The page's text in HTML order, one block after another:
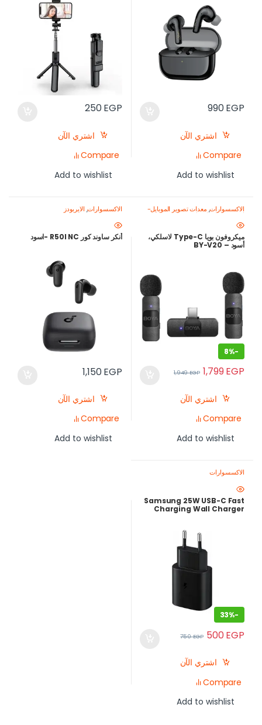
990EGP
اشتري الآن
Compare
Add to wishlist
250EGP
اشتري الآن
Compare
Add to wishlist
الاكسسوارات, معدات تصوير الموبايل-
اصنع محتواك باحتراف
ميكروفون بويا Type-C لاسلكي،
أسود – BY-V20
-
8%
1,799EGP
1,949EGP
اشتري الآن
Compare
Add to wishlist
الاكسسوارات, الايربودز
أنكر ساوند كور R50I NC -اسود
1,150EGP
اشتري الآن
Compare
Add to wishlist
الاكسسوارات
Samsung 25W USB-C Fast
Charging Wall Charger
-
33%
500EGP
750EGP
اشتري الآن
Compare
Add to wishlist